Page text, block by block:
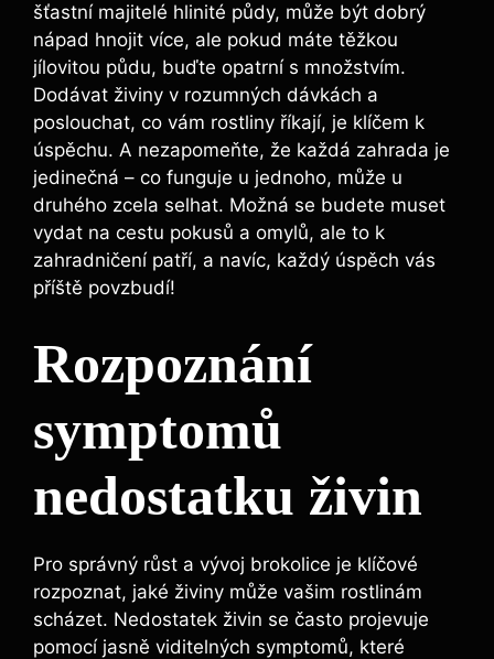
šťastní majitelé hlinité půdy, může být dobrý
nápad hnojit více,‌ ale pokud máte těžkou
‌jílovitou‌ půdu, ‌buďte opatrní ⁣s množstvím.
Dodávat živiny v rozumných‍ dávkách a
poslouchat, co ⁢vám rostliny říkají, je klíčem⁣ k
‌úspěchu. ⁣A⁢ nezapomeňte,‍ že⁤ každá‌ zahrada‍ je
jedinečná​ – ​co‍ funguje u jednoho, může ​u‍
druhého ​zcela selhat. ‍Možná⁣ se budete ⁢muset
⁣vydat na ​cestu pokusů a omylů,‌ ale to ⁢k
zahradničení‍ patří, a navíc, každý úspěch vás
příště povzbudí!
Rozpoznání
symptomů
nedostatku‌ živin
Pro správný růst a vývoj brokolice je ⁤klíčové
rozpoznat, ⁣jaké živiny může vašim rostlinám
scházet. ‌Nedostatek živin se často⁣ projevuje
pomocí‍ jasně viditelných symptomů, které